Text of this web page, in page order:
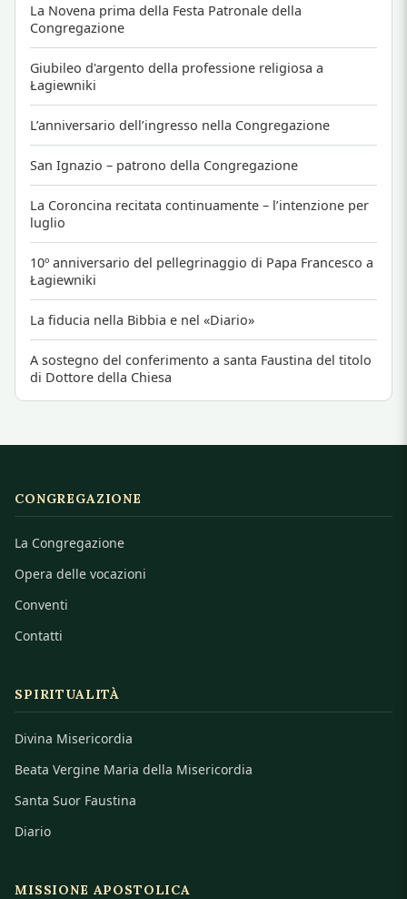
La Novena prima della Festa Patronale della
Congregazione
Giubileo d'argento della professione religiosa a
Łagiewniki
L’anniversario dell’ingresso nella Congregazione
San Ignazio – patrono della Congregazione
La Coroncina recitata continuamente – l’intenzione per
luglio
10º anniversario del pellegrinaggio di Papa Francesco a
Łagiewniki
La fiducia nella Bibbia e nel «Diario»
A sostegno del conferimento a santa Faustina del titolo
di Dottore della Chiesa
CONGREGAZIONE
La Congregazione
Opera delle vocazioni
Conventi
Contatti
SPIRITUALITÀ
Divina Misericordia
Beata Vergine Maria della Misericordia
Santa Suor Faustina
Diario
MISSIONE APOSTOLICA